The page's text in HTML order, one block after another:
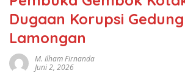
Dugaan Korupsi
Lamongan
M. Ilham Firnanda
Juni 2, 2026